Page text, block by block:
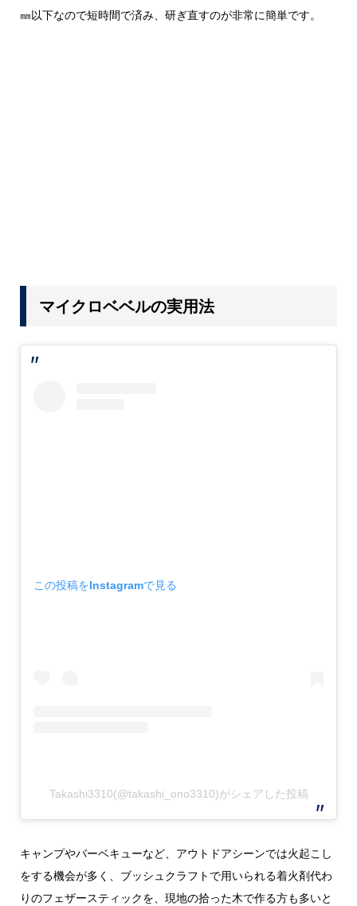
㎜以下なので短時間で済み、研ぎ直すのが非常に簡単です。
マイクロベベルの実用法
この投稿をInstagramで見る
Takashi3310(@takashi_ono3310)がシェアした投稿
キャンプやバーベキューなど、アウトドアシーンでは火起こし
をする機会が多く、ブッシュクラフトで用いられる着火剤代わ
りのフェザースティックを、現地の拾った木で作る方も多いと